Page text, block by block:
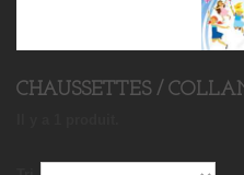
CHAUSSETTES /